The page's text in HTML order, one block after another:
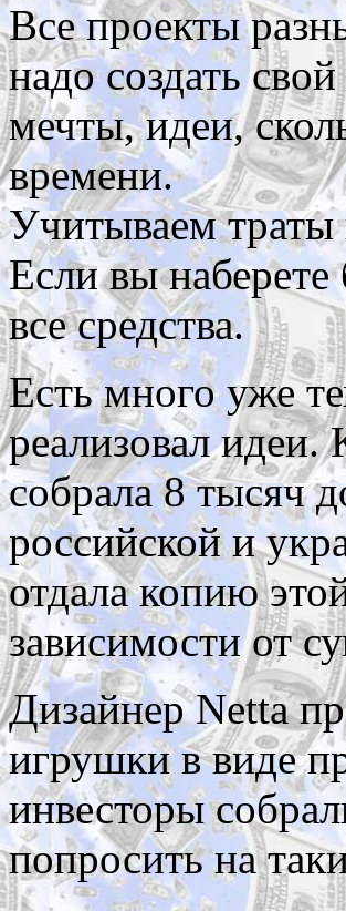
Все проекты
надо создать
мечты, идеи,
времени.
Учитываем траты
Если вы
все средства.
Есть много уже
реализовал
собрала 8 тысяч
российской и
отдала копию
зависимости от
Дизайнер Netta
игрушки в виде
инвесторы
попросить на